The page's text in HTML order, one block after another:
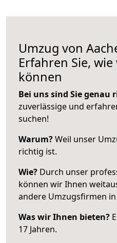
Umzug von
Erfahren Sie,
können
Bei uns sind Sie genau
zuverlässige und
suchen!
Warum?Weil unser
richtig ist.
Wie? Durch unser
können wir Ihnen
andere Umzugsfirmen in
Was wir Ihnen bieten?
17 Jahren.